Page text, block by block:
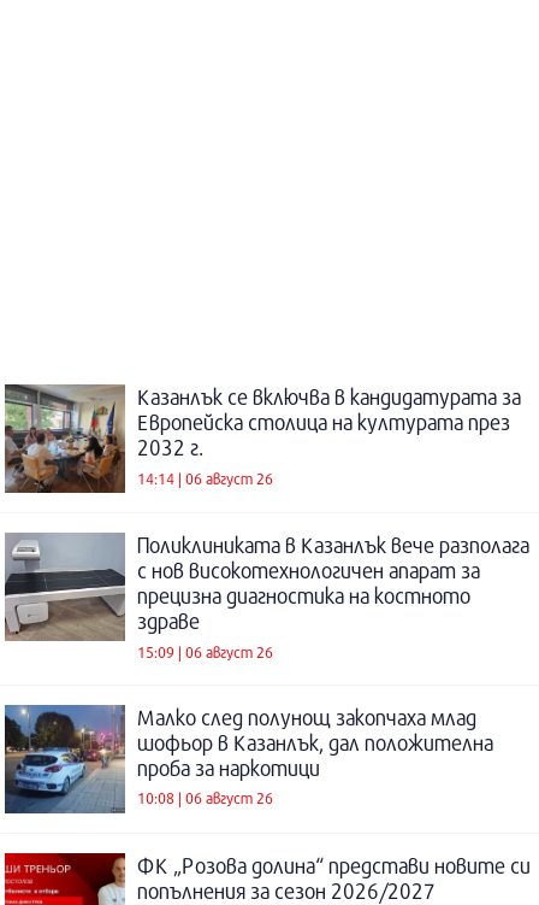
Казанлък се включва в кандидатурата за
Европейска столица на културата през
2032 г.
14:14 | 06 август 26
Поликлиниката в Казанлък вече разполага
с нов високотехнологичен апарат за
прецизна диагностика на костното
здраве
15:09 | 06 август 26
Малко след полунощ закопчаха млад
шофьор в Казанлък, дал положителна
проба за наркотици
10:08 | 06 август 26
ФК „Розова долина“ представи новите си
попълнения за сезон 2026/2027